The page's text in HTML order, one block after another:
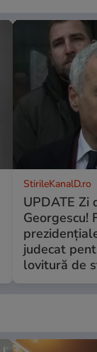
StirileKanalD.ro
UPDATE Zi
Georgescu!
judecat
lovitură de